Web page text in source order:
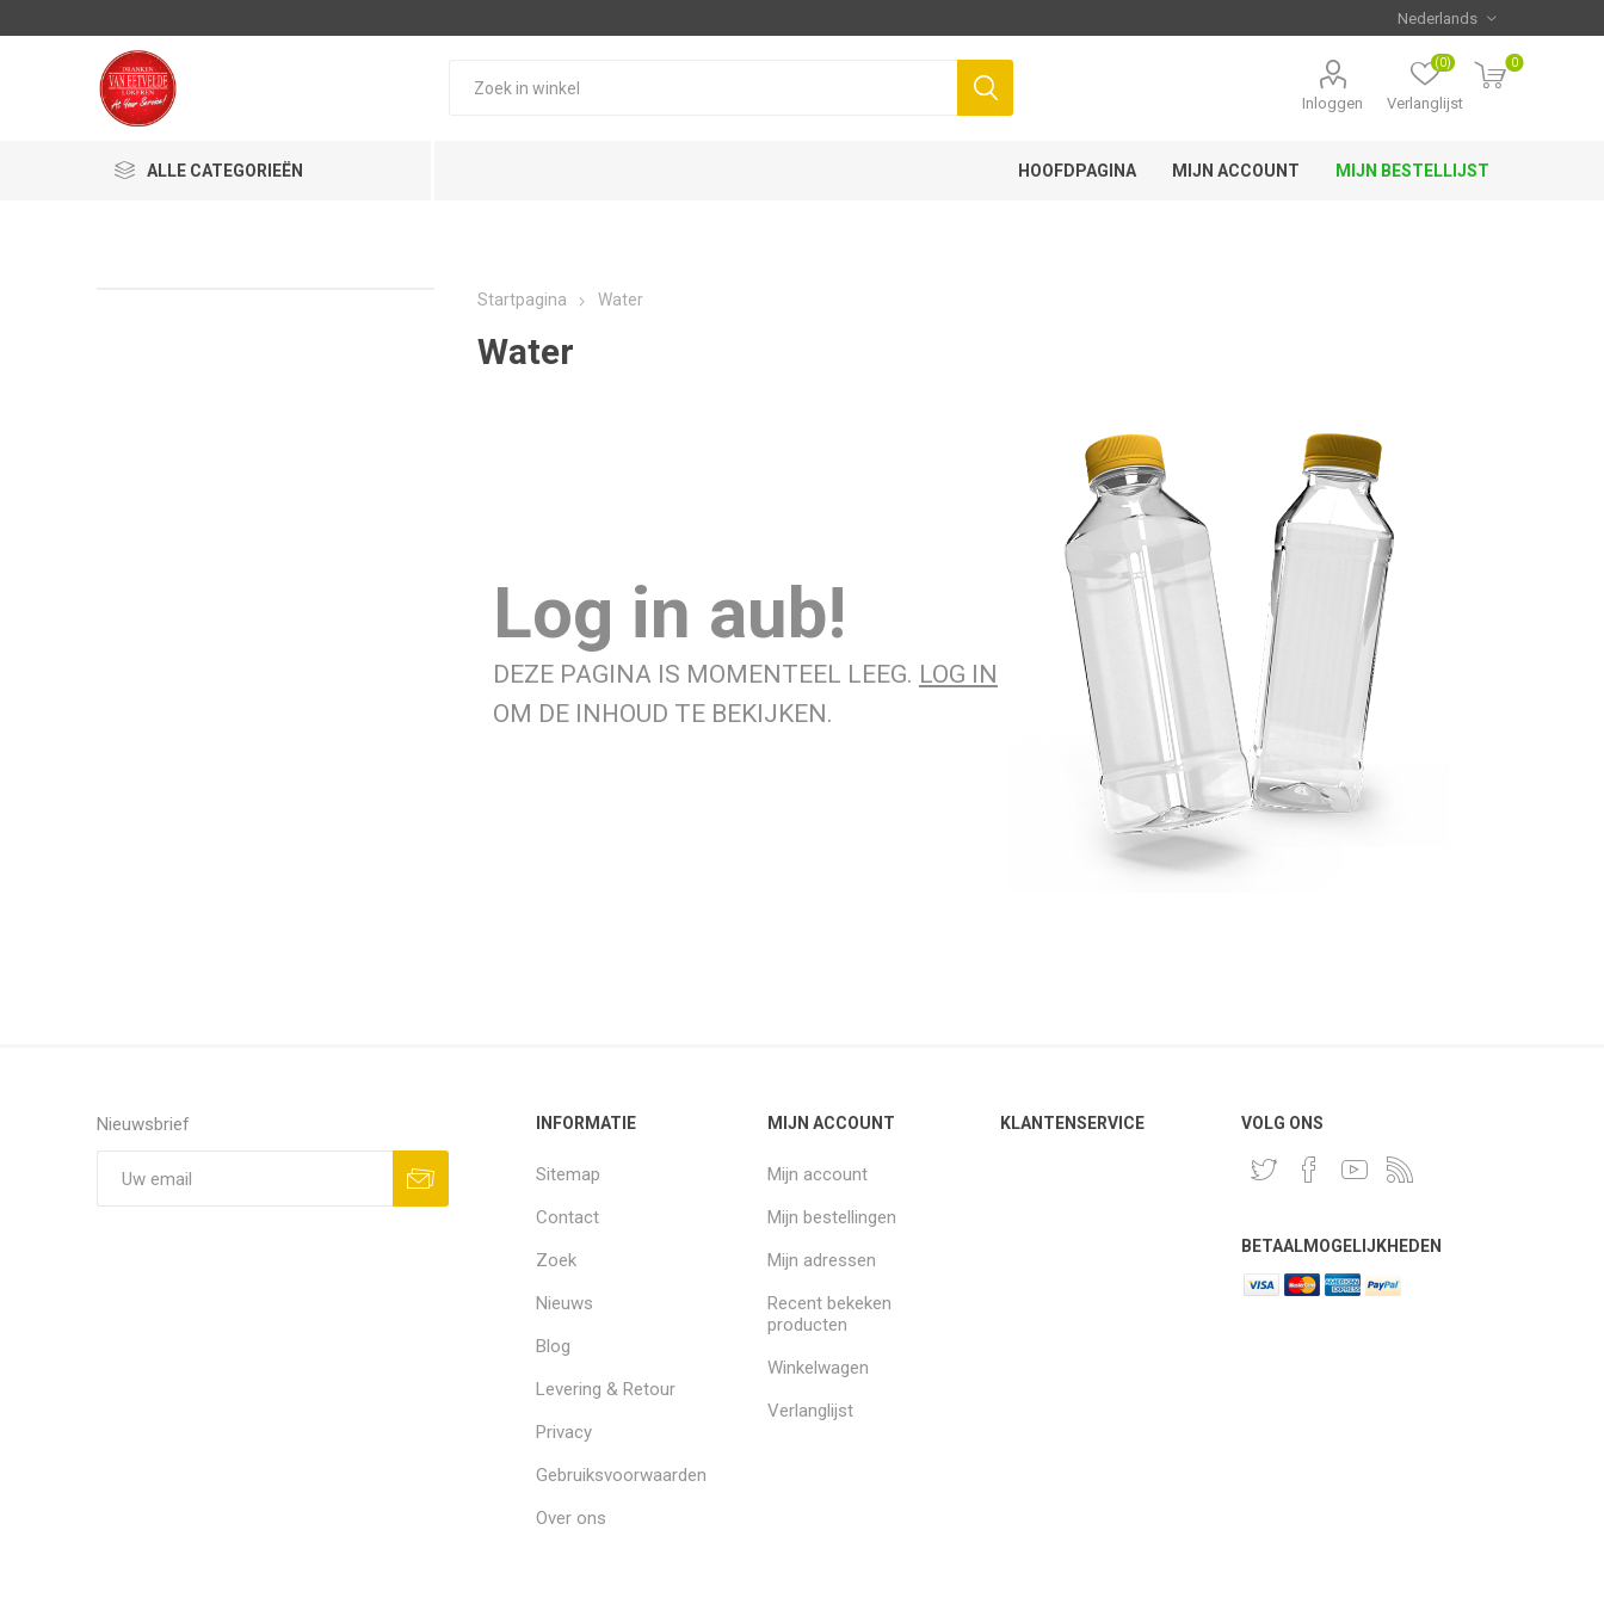
Inloggen Verlanglijst
(0) 0
ALLE CATEGORIEËN HOOFDPAGINA MIJN ACCOUNT MIJN BESTELLIJST
Startpagina Water
Water
Log in aub!
DEZE PAGINA IS MOMENTEEL LEEG. LOG IN
OM DE INHOUD TE BEKIJKEN.
Nieuwsbrief INFORMATIE
Sitemap
Contact
Zoek
Nieuws
Blog
Levering & Retour
Privacy
Gebruiksvoorwaarden
Over ons
MIJN ACCOUNT
Mijn account
Mijn bestellingen
Mijn adressen
Recent bekeken
producten
Winkelwagen
Verlanglijst
KLANTENSERVICE VOLG ONS
BETAALMOGELIJKHEDEN